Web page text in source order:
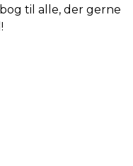
til alle, der gerne